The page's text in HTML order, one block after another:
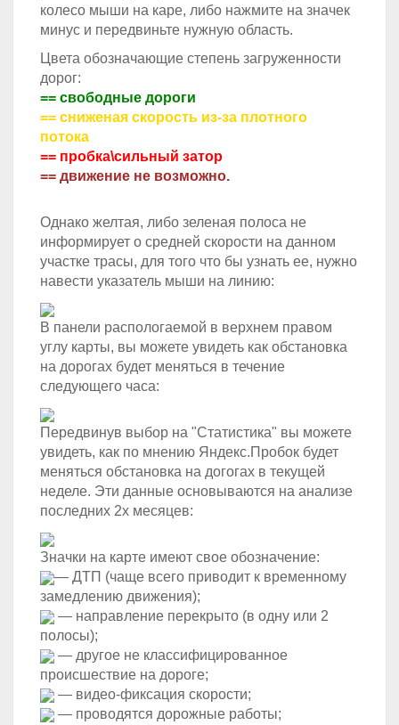
колесо мыши на каре, либо нажмите на значек
минус и передвиньте нужную область.
Цвета обозначающие степень загруженности
дорог:
== свободные дороги
== сниженая скорость из-за плотного
потока
== пробка\сильный затор
== движение не возможно.
Однако желтая, либо зеленая полоса не
информирует о средней скорости на данном
участке трасы, для того что бы узнать ее, нужно
навести указатель мыши на линию:
В панели распологаемой в верхнем правом
углу карты, вы можете увидеть как обстановка
на дорогах будет меняться в течение
следующего часа:
Передвинув выбор на "Статистика" вы можете
увидеть, как по мнению Яндекс.Пробок будет
меняться обстановка на догогах в текущей
неделе. Эти данные основываются на анализе
последних 2х месяцев:
Значки на карте имеют свое обозначение:
— ДТП (чаще всего приводит к временному
замедлению движения);
— направление перекрыто (в одну или 2
полосы);
— другое не классифицированное
происшествие на дороге;
— видео-фиксация скорости;
— проводятся дорожные работы;